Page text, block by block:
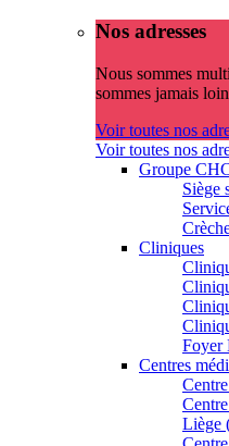
Nos adresses
Nous sommes
sommes jamais
Voir toutes nos
Voir toutes nos
Groupe
Siège
Cliniques
Foyer
Centres
Liège